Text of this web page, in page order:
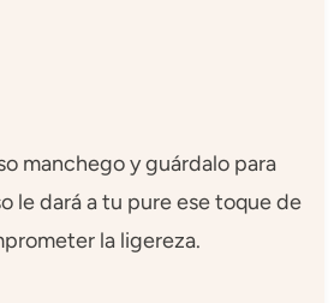
manchego y guárdalo para
le dará a tu pure ese toque de
la ligereza.